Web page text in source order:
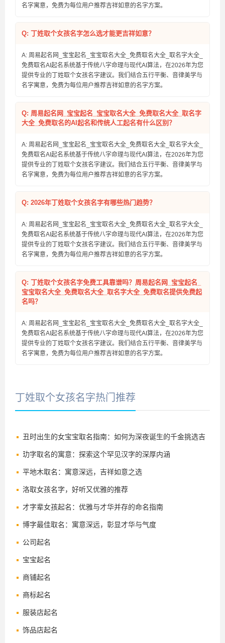
名字寓意，免费为每位用户推荐吉祥如意的名字方案。
Q: 丁姓取个女孩名字怎么选才能更吉祥如意？
A: 周易起名网_宝宝起名_宝宝取名大全_免费取名大全_取名字大全_
免费取名AI起名系统基于传统八字命理与现代AI算法，在2026年为您
提供专业的丁姓取个女孩名字建议。我们结合五行平衡、音律美学与
名字寓意，免费为每位用户推荐吉祥如意的名字方案。
Q: 周易起名网_宝宝起名_宝宝取名大全_免费取名大全_取名字
大全_免费取名的AI起名和传统人工起名有什么区别？
A: 周易起名网_宝宝起名_宝宝取名大全_免费取名大全_取名字大全_
免费取名AI起名系统基于传统八字命理与现代AI算法，在2026年为您
提供专业的丁姓取个女孩名字建议。我们结合五行平衡、音律美学与
名字寓意，免费为每位用户推荐吉祥如意的名字方案。
Q: 2026年丁姓取个女孩名字有哪些热门趋势？
A: 周易起名网_宝宝起名_宝宝取名大全_免费取名大全_取名字大全_
免费取名AI起名系统基于传统八字命理与现代AI算法，在2026年为您
提供专业的丁姓取个女孩名字建议。我们结合五行平衡、音律美学与
名字寓意，免费为每位用户推荐吉祥如意的名字方案。
Q: 丁姓取个女孩名字免费工具靠谱吗？周易起名网_宝宝起名_
宝宝取名大全_免费取名大全_取名字大全_免费取名提供免费起
名吗？
A: 周易起名网_宝宝起名_宝宝取名大全_免费取名大全_取名字大全_
免费取名AI起名系统基于传统八字命理与现代AI算法，在2026年为您
提供专业的丁姓取个女孩名字建议。我们结合五行平衡、音律美学与
名字寓意，免费为每位用户推荐吉祥如意的名字方案。
丁姓取个女孩名字热门推荐
丑时出生的女宝宝取名指南：如何为深夜诞生的千金挑选吉
祥好名
玏字取名的寓意：探索这个罕见汉字的深厚内涵
平地木取名：寓意深远，吉祥如意之选
洛取女孩名字，好听又优雅的推荐
才字辈女孩起名：优雅与才华并存的命名指南
博字最佳取名：寓意深远，彰显才华与气度
公司起名
宝宝起名
商铺起名
商标起名
服装店起名
饰品店起名